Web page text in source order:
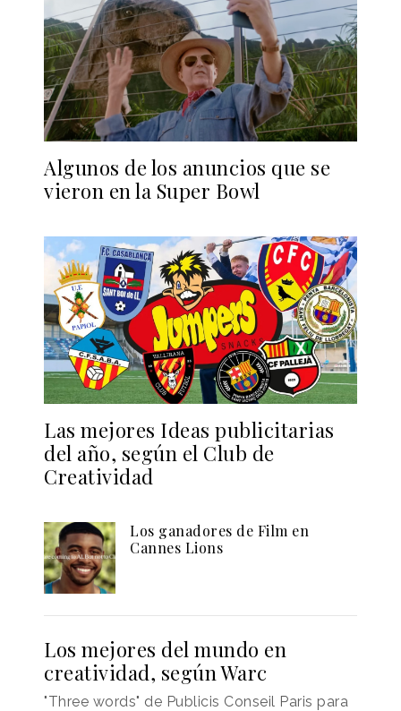
Algunos de los anuncios que se
vieron en la Super Bowl
Las mejores Ideas publicitarias
del año, según el Club de
Creatividad
Los ganadores de Film en
Cannes Lions
Los mejores del mundo en
creatividad, según Warc
"Three words" de Publicis Conseil Paris para